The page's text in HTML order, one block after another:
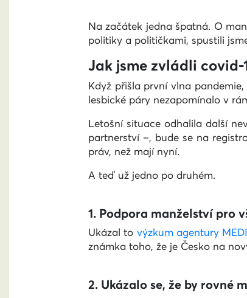
Na začátek jedna špatná. O
politiky a političkami, spustili
Jak jsme zvládli covid-
Když přišla první vlna
lesbické páry nezapomínalo v
Letošní situace odhalila další
partnerství –, bude se na
práv, než mají nyní.
A teď už jedno po druhém.
1. Podpora manželství pro
Ukázal to výzkum agentury
známka toho, že je Česko na
2. Ukázalo se, že by rovné